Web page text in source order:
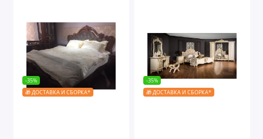
-35%
🎁 ДОСТАВКА И СБОРКА*
-35%
🎁 ДОСТАВКА И СБОРКА*